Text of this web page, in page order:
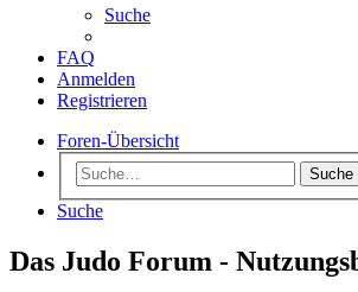
Suche
FAQ
Anmelden
Registrieren
Foren-Übersicht
Suche
Suche
Das Judo Forum -